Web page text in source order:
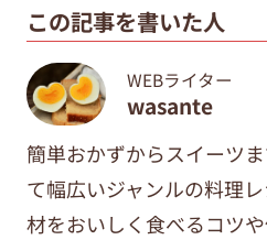
この記事を書いた人
WEBライター
wasante
簡単おかずからスイーツ
て幅広いジャンルの料理
材をおいしく食べるコツや